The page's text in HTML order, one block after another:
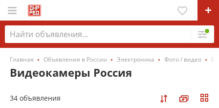
Главная Объявления в России Электроника Фото / видео
Видеокамеры Россия
34 объявления